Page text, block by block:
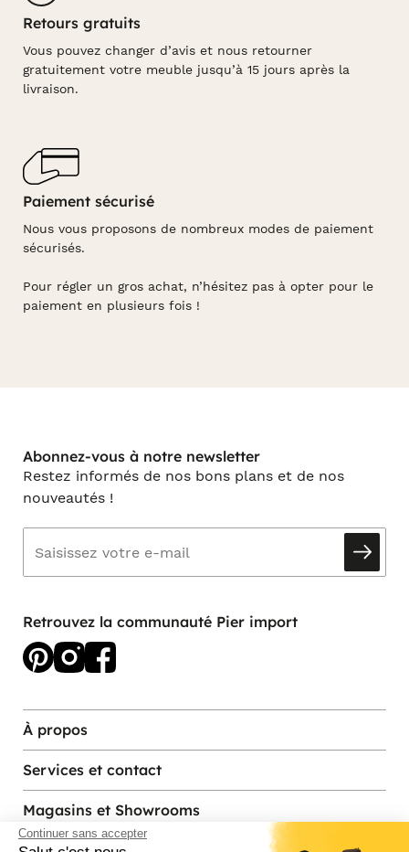
Continuer sans accepter
Retours gratuits
Vous pouvez changer d’avis et nous retourner
gratuitement votre meuble jusqu’à 15 jours après la
livraison.
Paiement sécurisé
Nous vous proposons de nombreux modes de paiement
sécurisés.
Pour régler un gros achat, n’hésitez pas à opter pour le
paiement en plusieurs fois !
Abonnez-vous à notre newsletter
Restez informés de nos bons plans et de nos
nouveautés !
Retrouvez la communauté Pier import
À propos
Services et contact
Magasins et Showrooms